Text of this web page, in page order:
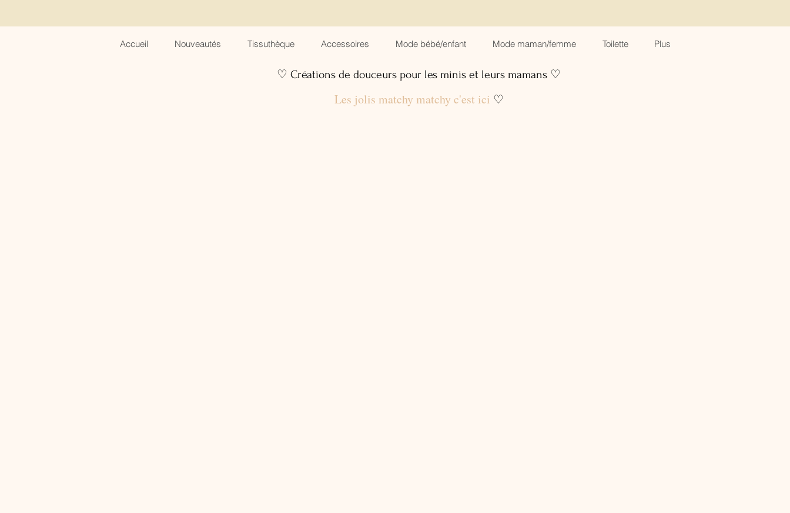
Accueil Nouveautés Tissuthèque Accessoires Mode bébé/enfant Mode maman/femme Toilette Plus
♡ Créations de douceurs pour les minis et leurs mamans ♡
Les jolis matchy matchy c'est ici ♡